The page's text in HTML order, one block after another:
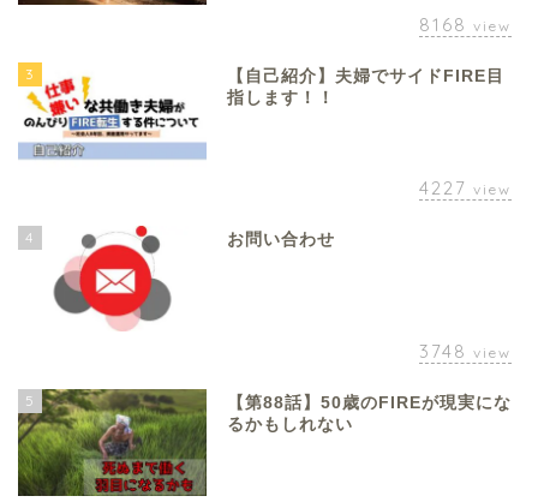
8168 view
3
【自己紹介】夫婦でサイドFIRE目
指します！！
4227 view
4 お問い合わせ
3748 view
5
【第88話】50歳のFIREが現実にな
るかもしれない